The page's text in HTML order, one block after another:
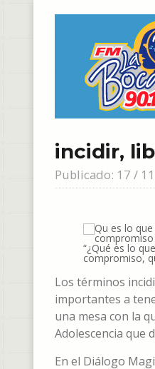
incidir,
Publicado: 17 /
“¿Qué es lo
compromiso,
Los términos
importantes a
una mesa con la
Adolescencia que
En el Diálogo